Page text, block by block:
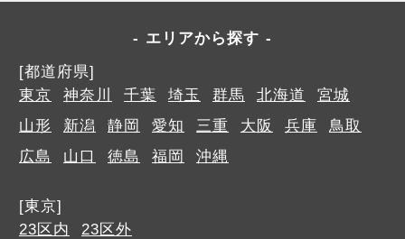
エリアから探す
[都道府県]
東京
神奈川 千葉 埼玉 群馬 北海道
宮城
山形
新潟 静岡 愛知 三重 大阪 兵庫
鳥取
広島
山口 徳島 福岡 沖縄
[東京]
23区内
23区外